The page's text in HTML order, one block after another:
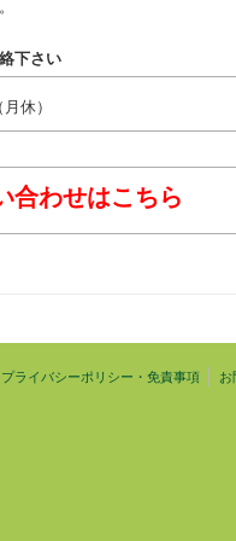
下さい
休）
合わせはこちら
プライバシーポリシー・免責事項 お